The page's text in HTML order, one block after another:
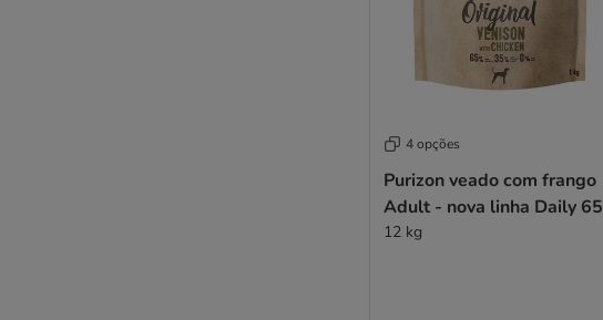
4 opções
Purizon veado com frango
Adult - nova linha Daily 65
12 kg